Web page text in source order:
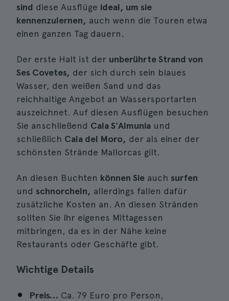
sind diese Ausflüge ideal, um sie
kennenzulernen, auch wenn die Touren etwa
einen ganzen Tag dauern.
Der erste Halt ist der unberührte Strand von
Ses Covetes, der sich durch sein blaues
Wasser, den weißen Sand und das
reichhaltige Angebot an Wassersportarten
auszeichnet. Auf diesen Ausflügen besuchen
Sie anschließend Cala S'Almunia und
schließlich Cala del Moro, der als einer der
schönsten Strände Mallorcas gilt.
An diesen Buchten können Sie auch surfen
und schnorcheln, allerdings fallen dafür
zusätzliche Kosten an. An diesen Stränden
sollten Sie Ihr eigenes Mittagessen
mitbringen, da es in der Nähe keine
Restaurants oder Geschäfte gibt.
Wichtige Details
Preis… Ca. 79 Euro pro Person,